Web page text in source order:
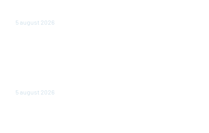
5 august 2026
5 august 2026